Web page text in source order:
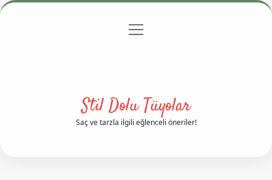
Gizlilik Politikası
menüyü
Stil Dolu Tüyolar
Saç ve tarzla ilgili eğlenceli öneriler!